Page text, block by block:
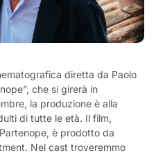
diretta da Paolo
che si girerà in
la produzione è alla
di tutte le età. Il film,
è prodotto da
Nel cast troveremmo